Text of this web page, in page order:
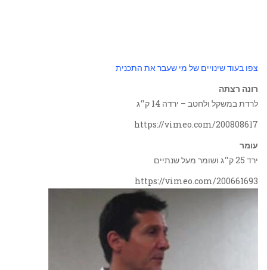
צפו בעוד שינויים של מי שעבר את התכנית
רונה רצתה
לרדת במשקל ולחטב – ירדה 14 ק״ג
https://vimeo.com/200808617
עומר
ירד 25 ק״ג ושומר מעל שנתיים
https://vimeo.com/200661693